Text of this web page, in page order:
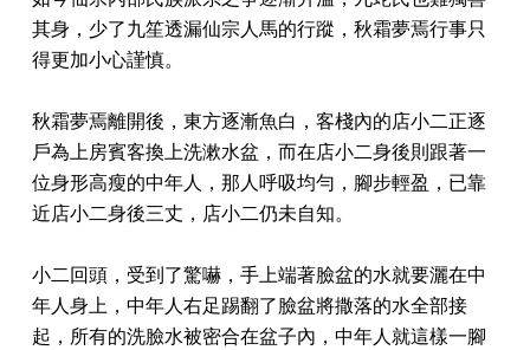
其身，少了九笙透漏仙宗人馬的行蹤，秋霜夢焉行事只
得更加小心謹慎。
秋霜夢焉離開後，東方逐漸魚白，客棧內的店小二正逐
戶為上房賓客換上洗漱水盆，而在店小二身後則跟著一
位身形高瘦的中年人，那人呼吸均勻，腳步輕盈，已靠
近店小二身後三丈，店小二仍未自知。
小二回頭，受到了驚嚇，手上端著臉盆的水就要灑在中
年人身上，中年人右足踢翻了臉盆將撒落的水全部接
起，所有的洗臉水被密合在盆子內，中年人就這樣一腳